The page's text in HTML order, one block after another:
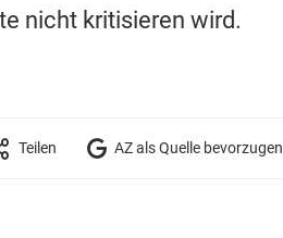
nicht kritisieren wird.
Teilen AZ als Quelle bevorzugen